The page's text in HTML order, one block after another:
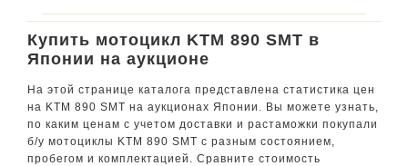
Купить мотоцикл KTM 890 SMT в
Японии на аукционе
На этой странице каталога представлена статистика цен
на KTM 890 SMT на аукционах Японии. Вы можете узнать,
по каким ценам с учетом доставки и растаможки покупали
б/у мотоциклы KTM 890 SMT с разным состоянием,
пробегом и комплектацией. Сравните стоимость